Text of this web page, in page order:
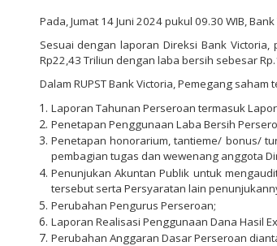
Pada, Jumat 14 Juni 2024 pukul 09.30 WIB,
Sesuai dengan laporan Direksi Bank
Rp22,43 Triliun dengan laba bersih sebesar
Dalam RUPST Bank Victoria, Pemegang
Laporan Tahunan Perseroan termasuk
Penetapan Penggunaan Laba Bersih
Penetapan honorarium, tantieme/ bonus/
pembagian tugas dan wewenang anggota
Penunjukan Akuntan Publik untuk
tersebut serta Persyaratan lain
Perubahan Pengurus Perseroan;
Laporan Realisasi Penggunaan Dana Hasil
Perubahan Anggaran Dasar Perseroan